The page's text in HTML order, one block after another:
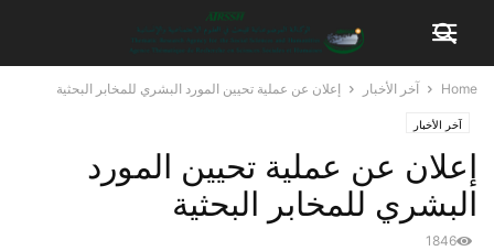
Home آخر الأخبار إعلان عن عملية تحيين المورد البشري للمخابر البحثية
آخر الأخبار
إعلان عن عملية تحيين المورد
البشري للمخابر البحثية
1846